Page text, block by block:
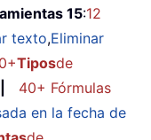
15:12
texto,Eliminar
Tiposde
40+ Fórmulas
en la fecha de